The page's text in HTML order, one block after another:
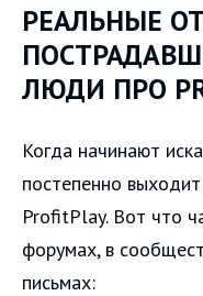
РЕАЛЬНЫЕ
ЛЮДИ ПРО
Когда начинают
постепенно
ProfitPlay. Вот что
форумах, в
письмах: